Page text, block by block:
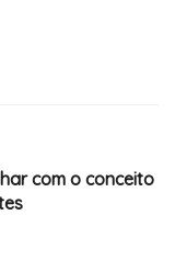
com o conceito